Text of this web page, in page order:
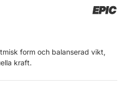
EPIC
form och balanserad vikt,
kraft.